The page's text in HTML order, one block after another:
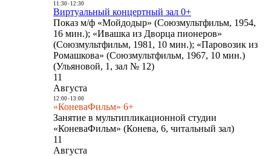
11:30- 12:30
Виртуальный концертный зал 0+
Показ м/ф «Мойдодыр» (Союзмультфильм, 1954,
16 мин.); «Ивашка из Дворца пионеров»
(Союзмультфильм, 1981, 10 мин.); «Паровозик из
Ромашкова» (Союзмультфильм, 1967, 10 мин.)
(Ульяновой, 1, зал № 12)
11
Августа
12:00- 13:00
«КоневаФильм» 6+
Занятие в мультипликационной студии
«КоневаФильм» (Конева, 6, читальный зал)
11
Августа